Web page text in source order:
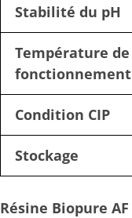
Stabilité du pH
Température de
fonctionnement
Condition CIP
Stockage
Résine Biopure AF